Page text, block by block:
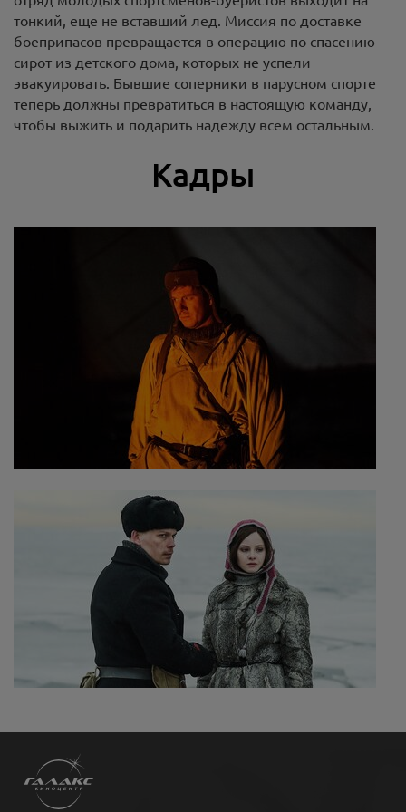
тонкий, еще не вставший лед. Миссия по доставке
боеприпасов превращается в операцию по спасению
сирот из детского дома, которых не успели
эвакуировать. Бывшие соперники в парусном спорте
теперь должны превратиться в настоящую команду,
чтобы выжить и подарить надежду всем остальным.
Кадры